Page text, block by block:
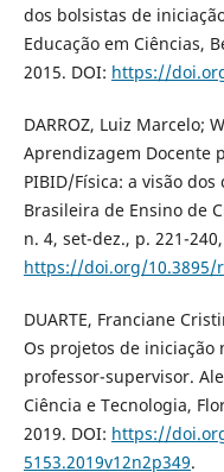
dos bolsistas de
Educação em Ciências,
2015. DOI: https://
DARROZ, Luiz Marcelo;
Aprendizagem Docente
PIBID/Física: a visão
Brasileira de Ensino de
n. 4, set-dez., p. 221-
https://doi.org/10.3895/
DUARTE, Franciane
Os projetos de iniciação
professor-supervisor.
Ciência e Tecnologia,
2019. DOI: https://
5153.2019v12n2p349.